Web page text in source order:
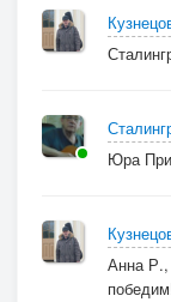
Юра
Анна